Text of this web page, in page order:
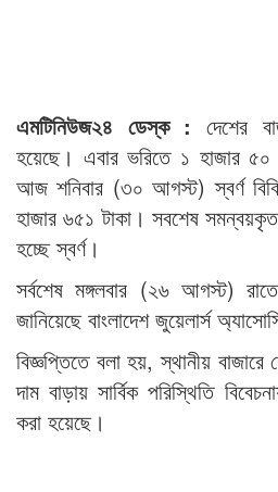
এমটিনিউজ২৪ ডেস্ক :দেশের
হয়েছে। এবার ভরিতে ১ হাজার ৫০
আজ শনিবার (৩০ আগস্ট) স্বর্ণ
হাজার ৬৫১ টাকা। সবশেষ সমন্বয়কৃত
হচ্ছে স্বর্ণ।
সর্বশেষ মঙ্গলবার (২৬ আগস্ট)
জানিয়েছে বাংলাদেশ জুয়েলার্স
বিজ্ঞপ্তিতে বলা হয়, স্থানীয় বাজারে
দাম বাড়ায় সার্বিক পরিস্থিতি
করা হয়েছে।